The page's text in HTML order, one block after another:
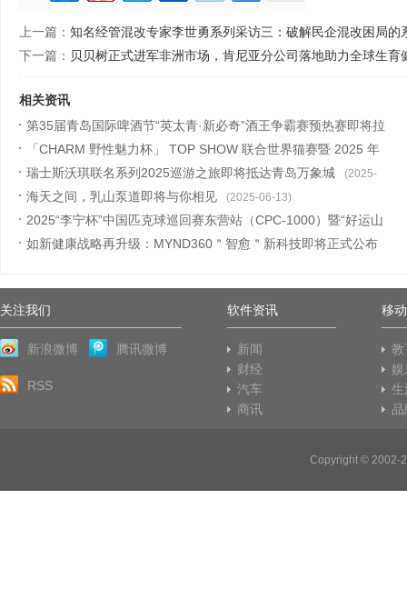
上一篇： 知名经管混改专家李世勇系列采访三：破解民企混改困局的
下一篇： 贝贝树正式进军非洲市场，肯尼亚分公司落地助力全球生育
相关资讯
第35届青岛国际啤酒节“英太青·新必奇”酒王争霸赛预热赛即将拉
开战
(2025-07-03)
「CHARM 野性魅力杯」 TOP SHOW 联合世界猫赛暨 2025 年
度千猫大会即
(2025-07-01)
瑞士斯沃琪联名系列2025巡游之旅即将抵达青岛万象城 (2025-
06-25)
海天之间，乳山泵道即将与你相见 (2025-06-13)
2025“李宁杯”中国匹克球巡回赛东营站（CPC-1000）暨“好运山
东”黄
(2025-06-09)
如新健康战略再升级：MYND360＂智愈＂新科技即将正式公布
关注我们
新浪微博 腾讯微博
RSS
软件资讯
新闻
财经
汽车
商讯
移
教
娱
生
Copyright © 2002-